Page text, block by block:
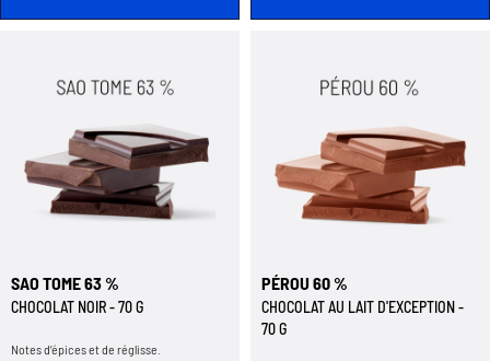
SAO TOME 63 %
CHOCOLAT NOIR - 70 G
Notes d’épices et de réglisse.
PÉROU 60 %
CHOCOLAT AU LAIT D'EXCEPTION -
70 G